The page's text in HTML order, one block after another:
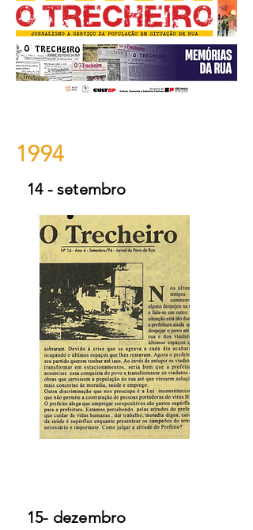
1994
14 - setembro
15- dezembro